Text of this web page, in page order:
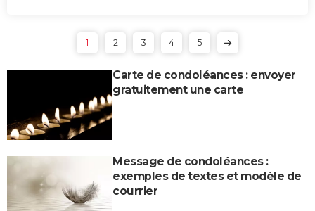
1 2 3 4 5
Carte de condoléances : envoyer
gratuitement une carte
Message de condoléances :
exemples de textes et modèle de
courrier